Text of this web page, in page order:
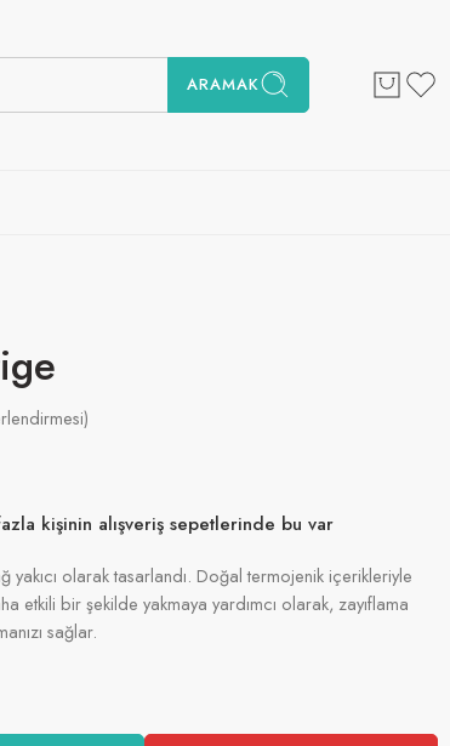
ARAMAK
kişinin alışveriş sepetlerinde bu var
yakıcı olarak tasarlandı. Doğal termojenik içerikleriyle
etkili bir şekilde yakmaya yardımcı olarak, zayıflama
sağlar.